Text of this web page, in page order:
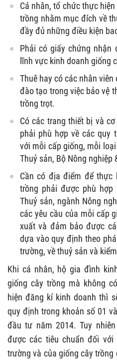
Cá nhân, tổ chức thực
trồng nhằm mục đích về
đầy đủ những điều kiện
Phải có giấy chứng nhận
lĩnh vực kinh doanh giống
Thuê hay có các nhân
đào tạo trong việc bảo vệ
trồng trọt.
Có các trang thiết bị và
phải phù hợp về các quy
với mỗi cấp giống, mỗi
Thuỷ sản, Bộ Nông nghiệp
Cần có địa điểm để thực
trồng phải được phù hợp
Thuỷ sản, ngành Nông
các yêu cầu của mỗi cấp
xuất và đảm bảo được
dựa vào quy định theo
trường, về thuỷ sản và
Khi cá nhân, hộ gia đình
giống cây trồng mà không
hiện đăng kí kinh doanh thì
quy định trong khoản số 01
đầu tư năm 2014. Tuy
được các tiêu chuẩn đối
trường và của giống cây